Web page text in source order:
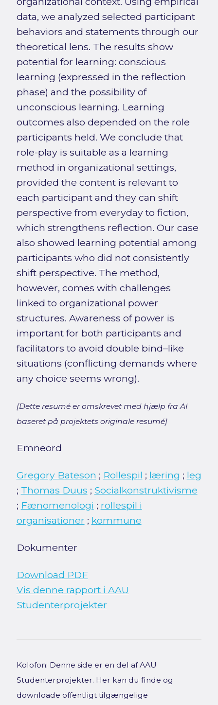
data, we analyzed selected participant
behaviors and statements through our
theoretical lens. The results show
potential for learning: conscious
learning (expressed in the reflection
phase) and the possibility of
unconscious learning. Learning
outcomes also depended on the role
participants held. We conclude that
role-play is suitable as a learning
method in organizational settings,
provided the content is relevant to
each participant and they can shift
perspective from everyday to fiction,
which strengthens reflection. Our case
also showed learning potential among
participants who did not consistently
shift perspective. The method,
however, comes with challenges
linked to organizational power
structures. Awareness of power is
important for both participants and
facilitators to avoid double bind–like
situations (conflicting demands where
any choice seems wrong).
[Dette resumé er omskrevet med hjælp fra AI
baseret på projektets originale resumé]
Emneord
Gregory Bateson ; Rollespil ; læring ; leg
; Thomas Duus ; Socialkonstruktivisme
; Fænomenologi ; rollespil i
organisationer ; kommune
Dokumenter
Download PDF
Vis denne rapport i AAU
Studenterprojekter
Kolofon: Denne side er en del af AAU
Studenterprojekter. Her kan du finde og
downloade offentligt tilgængelige